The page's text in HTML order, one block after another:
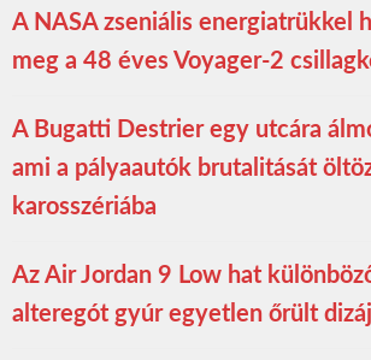
A NASA zseniális energiatrükkel
meg a 48 éves Voyager-2
A Bugatti Destrier egy utcára
ami a pályaautók brutalitását
karosszériába
Az Air Jordan 9 Low hat
alteregót gyúr egyetlen őrült